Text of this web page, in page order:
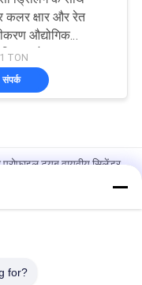
कलर क्षार और रेत
औद्योगिक
प्रोफाइल
TON
संपर्क
प्रोफाइल ट्यूब वायवीय सिलेंडर
वाली एल्युमिनियम
ट्यूब कस्टम एल्यूमिनियम
for?